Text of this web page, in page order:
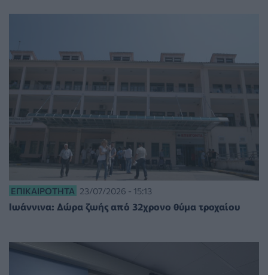
ΕΠΙΚΑΙΡΌΤΗΤΑ 23/07/2026 - 15:13
Ιωάννινα: Δώρα ζωής από 32χρονο θύμα τροχαίου